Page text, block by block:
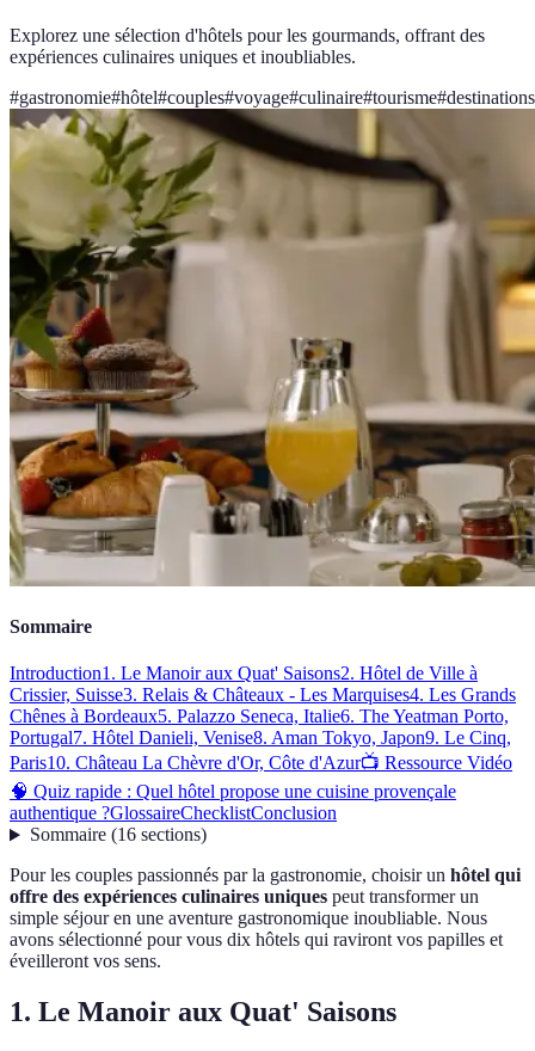
Explorez une sélection d'hôtels pour les gourmands, offrant des
expériences culinaires uniques et inoubliables.
#gastronomie#hôtel#couples#voyage#culinaire#tourisme#destinations
Sommaire
Introduction1. Le Manoir aux Quat' Saisons2. Hôtel de Ville à
Crissier, Suisse3. Relais & Châteaux - Les Marquises4. Les Grands
Chênes à Bordeaux5. Palazzo Seneca, Italie6. The Yeatman Porto,
Portugal7. Hôtel Danieli, Venise8. Aman Tokyo, Japon9. Le Cinq,
Paris10. Château La Chèvre d'Or, Côte d'Azur📺 Ressource Vidéo
🧠 Quiz rapide : Quel hôtel propose une cuisine provençale
authentique ?GlossaireChecklistConclusion
Sommaire(16 sections)
Pour les couples passionnés par la gastronomie, choisir un hôtel qui
offre des expériences culinaires uniques peut transformer un
simple séjour en une aventure gastronomique inoubliable. Nous
avons sélectionné pour vous dix hôtels qui raviront vos papilles et
éveilleront vos sens.
1. Le Manoir aux Quat' Saisons